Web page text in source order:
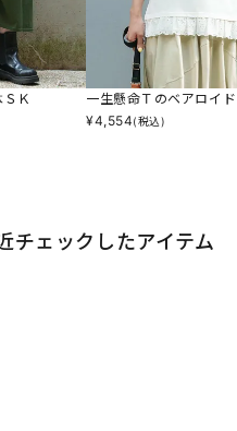
Ｋ
一生懸命Ｔのベアロイド
¥4,554(税込)
チェックしたアイテム